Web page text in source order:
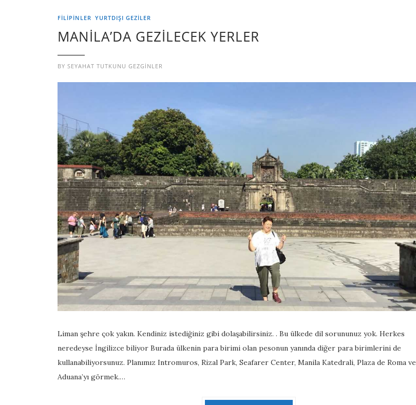
FİLİPİNLER YURTDIŞI GEZILER
MANİLA’DA GEZİLECEK YERLER
BY SEYAHAT TUTKUNU GEZGINLER
Liman şehre çok yakın. Kendiniz istediğiniz gibi dolaşabilirsiniz. . Bu ülkede dil sorununuz yok. Herkes
neredeyse İngilizce biliyor Burada ülkenin para birimi olan pesonun yanında diğer para birimlerini de
kullanabiliyorsunuz. Planımız Intromuros, Rizal Park, Seafarer Center, Manila Katedrali, Plaza de Roma ve
Aduana’yı görmek.…